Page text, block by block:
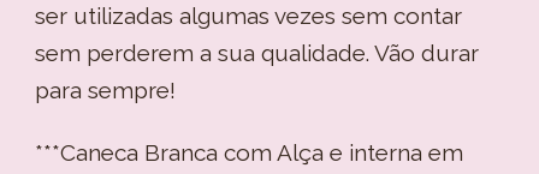
ser utilizadas algumas vezes sem contar
sem perderem a sua qualidade. Vão durar
para sempre!
***Caneca Branca com Alça e interna em